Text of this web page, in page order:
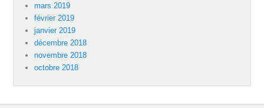
mars 2019
février 2019
janvier 2019
décembre 2018
novembre 2018
octobre 2018